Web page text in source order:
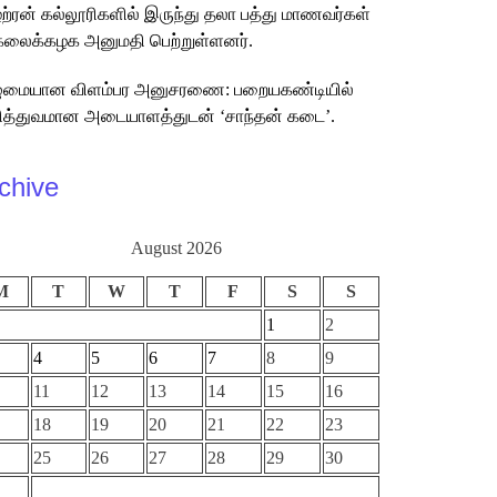
கல்லூரிகளில் இருந்து தலா பத்து மாணவர்கள்
அனுமதி பெற்றுள்ளனர்.
விளம்பர அனுசரணை: பறையகண்டியில்
அடையாளத்துடன் ‘சாந்தன் கடை’.
August 2026
T W T F S
S
1
2
4 5 6 7 8
9
11 12 13 14 15
16
18 19 20 21 22
23
25 26 27 28 29
30